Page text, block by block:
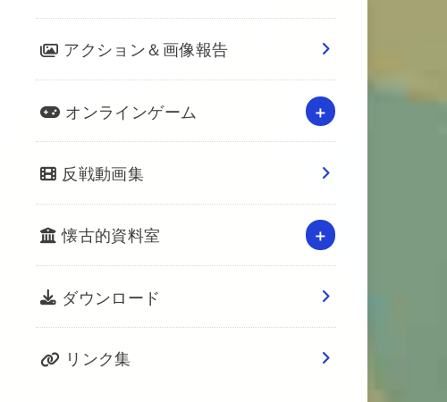
アクション＆画像報告
オンラインゲーム
反戦動画集
懐古的資料室
ダウンロード
リンク集